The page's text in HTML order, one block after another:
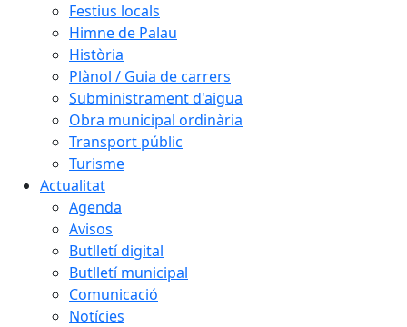
Festius locals
Himne de Palau
Història
Plànol / Guia de carrers
Subministrament d'aigua
Obra municipal ordinària
Transport públic
Turisme
Actualitat
Agenda
Avisos
Butlletí digital
Butlletí municipal
Comunicació
Notícies